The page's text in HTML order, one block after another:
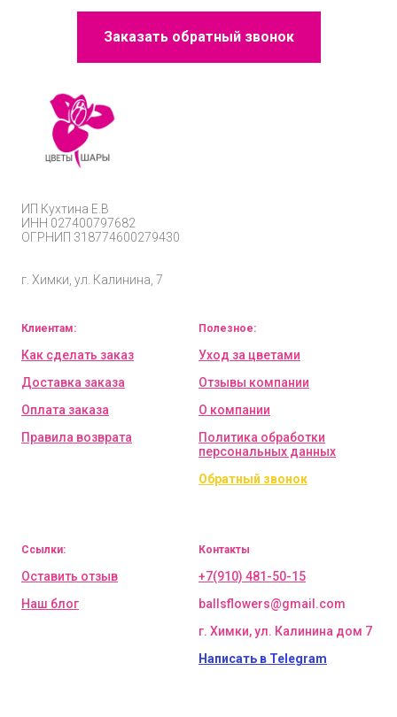
Заказать обратный звонок
ИП Кухтина Е.В
ИНН 027400797682
ОГРНИП 318774600279430
г. Химки, ул. Калинина, 7
Клиентам:
Как сделать заказ
Доставка заказа
Оплата заказа
Правила возврата
Полезное:
Уход за цветами
Отзывы компании
О компании
Политика обработки
персональных данных
Обратный звонок
Ссылки:
Оставить отзыв
Наш блог
Контакты
+7(910) 481-50-15
ballsflowers@gmail.com
г. Химки, ул. Калинина дом 7
Написать в Telegram